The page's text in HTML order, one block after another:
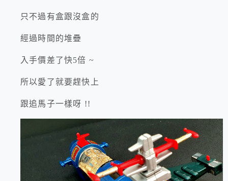
只不過有盒跟沒盒的
經過時間的堆疊
入手價差了快5倍 ~
所以愛了就要趕快上
跟追馬子一樣呀 !!